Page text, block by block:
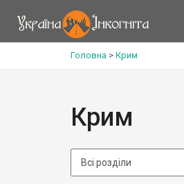
Головна > Крим
Крим